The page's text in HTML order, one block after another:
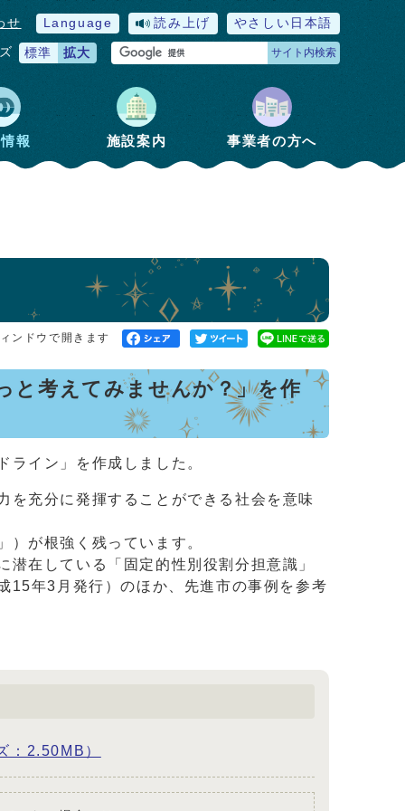
せ Language 読み上げ やさしい日本語
標準 拡大 サイト内検索
報 施設案内 事業者の方へ
ンドウで開きます
と考えてみませんか？」を作
イン」を作成しました。
を充分に発揮することができる社会を意味
が根強く残っています。
在している「固定的性別役割分担意識」
15年3月発行）のほか、先進市の事例を参考
：2.50MB）